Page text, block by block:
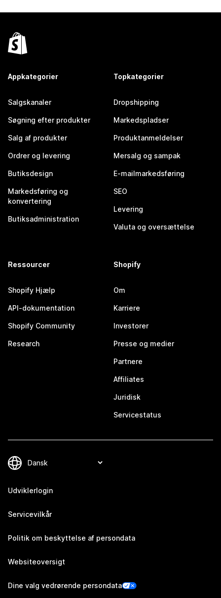
Appkategorier
Salgskanaler
Søgning efter produkter
Salg af produkter
Ordrer og levering
Butiksdesign
Markedsføring og
konvertering
Butiksadministration
Topkategorier
Dropshipping
Markedspladser
Produktanmeldelser
Mersalg og sampak
E-mailmarkedsføring
SEO
Levering
Valuta og oversættelse
Ressourcer
Shopify Hjælp
API-dokumentation
Shopify Community
Research
Shopify
Om
Karriere
Investorer
Presse og medier
Partnere
Affiliates
Juridisk
Servicestatus
Udviklerlogin
Servicevilkår
Politik om beskyttelse af persondata
Websiteoversigt
Dine valg vedrørende persondata